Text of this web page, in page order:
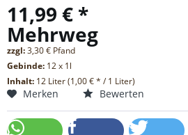
11,99 € *
Mehrweg
zzgl:3,30 € Pfand
Gebinde: 12 x 1l
Inhalt: 12 Liter (1,00 € * / 1 Liter)
Merken Bewerten